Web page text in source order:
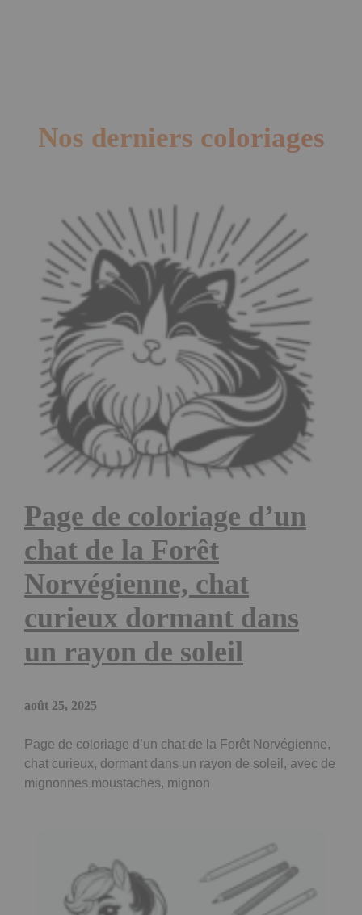
Nos derniers coloriages
Page de coloriage d’un
chat de la Forêt
Norvégienne, chat
curieux dormant dans
un rayon de soleil
août 25, 2025
Page de coloriage d’un chat de la Forêt Norvégienne,
chat curieux, dormant dans un rayon de soleil, avec de
mignonnes moustaches, mignon